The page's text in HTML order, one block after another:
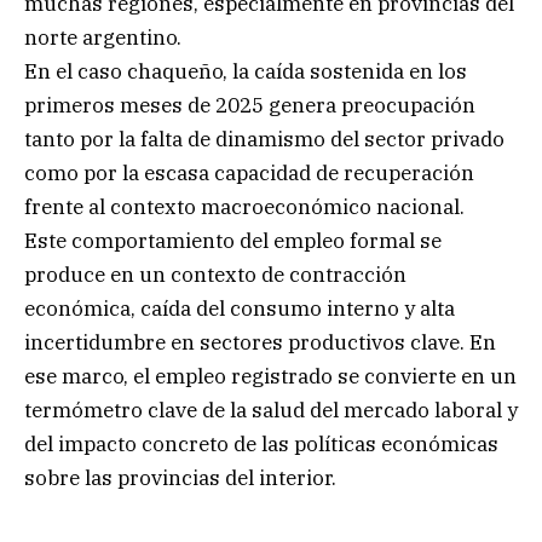
norte argentino.
En el caso chaqueño, la caída sostenida en los
primeros meses de 2025 genera preocupación
tanto por la falta de dinamismo del sector privado
como por la escasa capacidad de recuperación
frente al contexto macroeconómico nacional.
Este comportamiento del empleo formal se
produce en un contexto de contracción
económica, caída del consumo interno y alta
incertidumbre en sectores productivos clave. En
ese marco, el empleo registrado se convierte en un
termómetro clave de la salud del mercado laboral y
del impacto concreto de las políticas económicas
sobre las provincias del interior.